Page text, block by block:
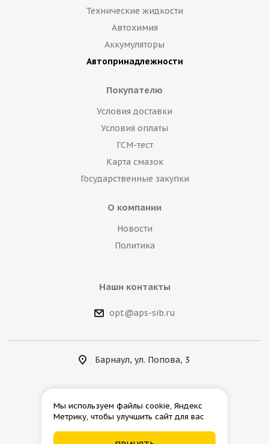
Технические жидкости
Автохимия
Аккумуляторы
Автопринадлежности
Покупателю
Условия доставки
Условия оплаты
ГСМ-тест
Карта смазок
Государственные закупки
О компании
Новости
Политика
Наши контакты
opt@aps-sib.ru
Барнаул, ул. Попова, 3
2026 © АгроПромСнаб
Мы используем файлы cookie, Яндекс
Метрику, чтобы улучшить сайт для вас